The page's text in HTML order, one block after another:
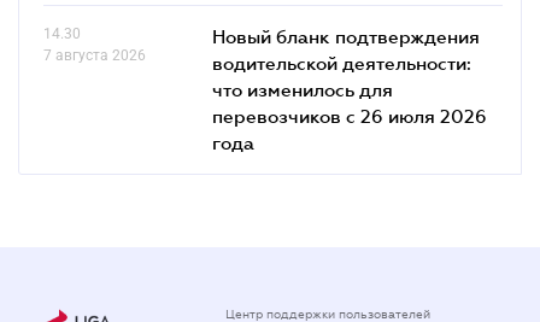
14.30
7 августа 2026
Новый бланк подтверждения
водительской деятельности:
что изменилось для
перевозчиков с 26 июля 2026
года
Центр поддержки пользователей